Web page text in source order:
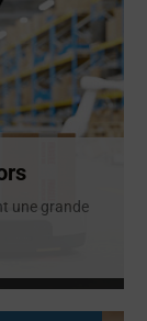
une grande